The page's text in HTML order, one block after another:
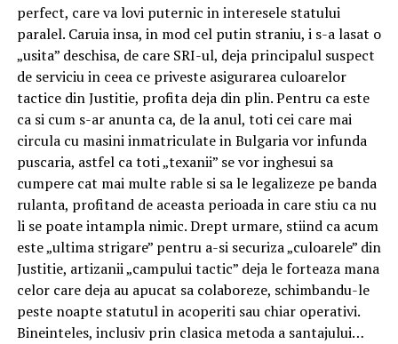
perfect, care va lovi puternic in interesele statului
paralel. Caruia insa, in mod cel putin straniu, i s-a lasat o
„usita” deschisa, de care SRI-ul, deja principalul suspect
de serviciu in ceea ce priveste asigurarea culoarelor
tactice din Justitie, profita deja din plin. Pentru ca este
ca si cum s-ar anunta ca, de la anul, toti cei care mai
circula cu masini inmatriculate in Bulgaria vor infunda
puscaria, astfel ca toti „texanii” se vor inghesui sa
cumpere cat mai multe rable si sa le legalizeze pe banda
rulanta, profitand de aceasta perioada in care stiu ca nu
li se poate intampla nimic. Drept urmare, stiind ca acum
este „ultima strigare” pentru a-si securiza „culoarele” din
Justitie, artizanii „campului tactic” deja le forteaza mana
celor care deja au apucat sa colaboreze, schimbandu-le
peste noapte statutul in acoperiti sau chiar operativi.
Bineinteles, inclusiv prin clasica metoda a santajului…